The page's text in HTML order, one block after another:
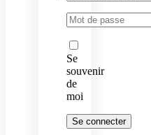
:
Mot
de
passe
:Se
souvenir
de
moi